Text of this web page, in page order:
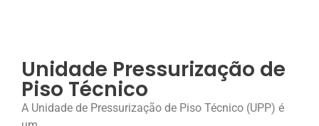
Unidade Pressurização de
Piso Técnico
A Unidade de Pressurização de Piso Técnico (UPP) é